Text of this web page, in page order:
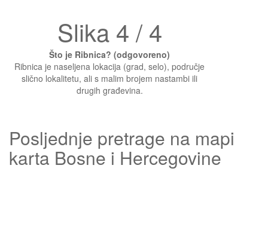
Slika 4 / 4
Što je Ribnica? (odgovoreno)
Ribnica je naseljena lokacija (grad, selo), područje
slično lokalitetu, ali s malim brojem nastambi ili
drugih građevina.
Posljednje pretrage na mapi
karta Bosne i Hercegovine